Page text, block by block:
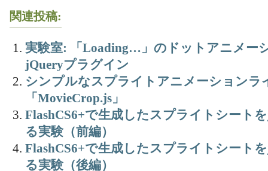
関連投稿:
実験室: 「Loading…」のドットアニメー
jQueryプラグイン
シンプルなスプライトアニメーションラ
「MovieCrop.js」
FlashCS6+で生成したスプライトシート
る実験（前編）
FlashCS6+で生成したスプライトシート
る実験（後編）